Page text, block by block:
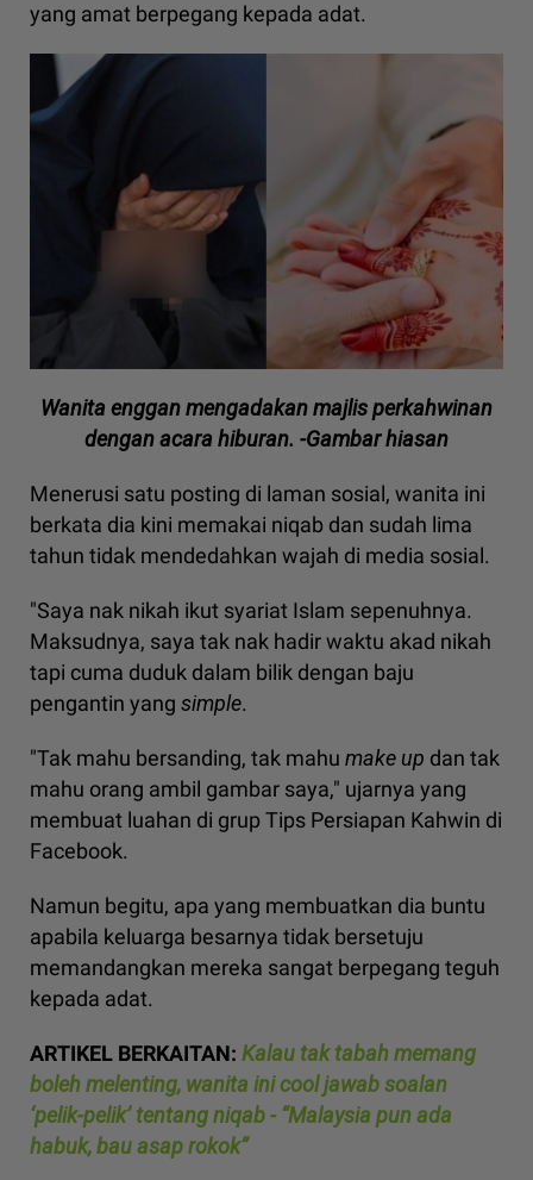
yang amat berpegang kepada adat.
Wanita enggan mengadakan majlis perkahwinan
dengan acara hiburan. -Gambar hiasan
Menerusi satu posting di laman sosial, wanita ini
berkata dia kini memakai niqab dan sudah lima
tahun tidak mendedahkan wajah di media sosial.
"Saya nak nikah ikut syariat Islam sepenuhnya.
Maksudnya, saya tak nak hadir waktu akad nikah
tapi cuma duduk dalam bilik dengan baju
pengantin yang simple.
"Tak mahu bersanding, tak mahu make up dan tak
mahu orang ambil gambar saya," ujarnya yang
membuat luahan di grup Tips Persiapan Kahwin di
Facebook.
Namun begitu, apa yang membuatkan dia buntu
apabila keluarga besarnya tidak bersetuju
memandangkan mereka sangat berpegang teguh
kepada adat.
ARTIKEL BERKAITAN: Kalau tak tabah memang
boleh melenting, wanita ini cool jawab soalan
‘pelik-pelik’ tentang niqab - “Malaysia pun ada
habuk, bau asap rokok”